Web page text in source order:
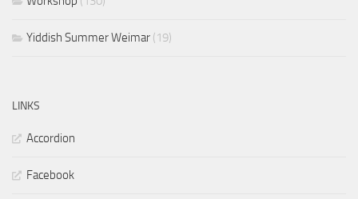
Yiddish Summer Weimar (19)
LINKS
Accordion
Facebook